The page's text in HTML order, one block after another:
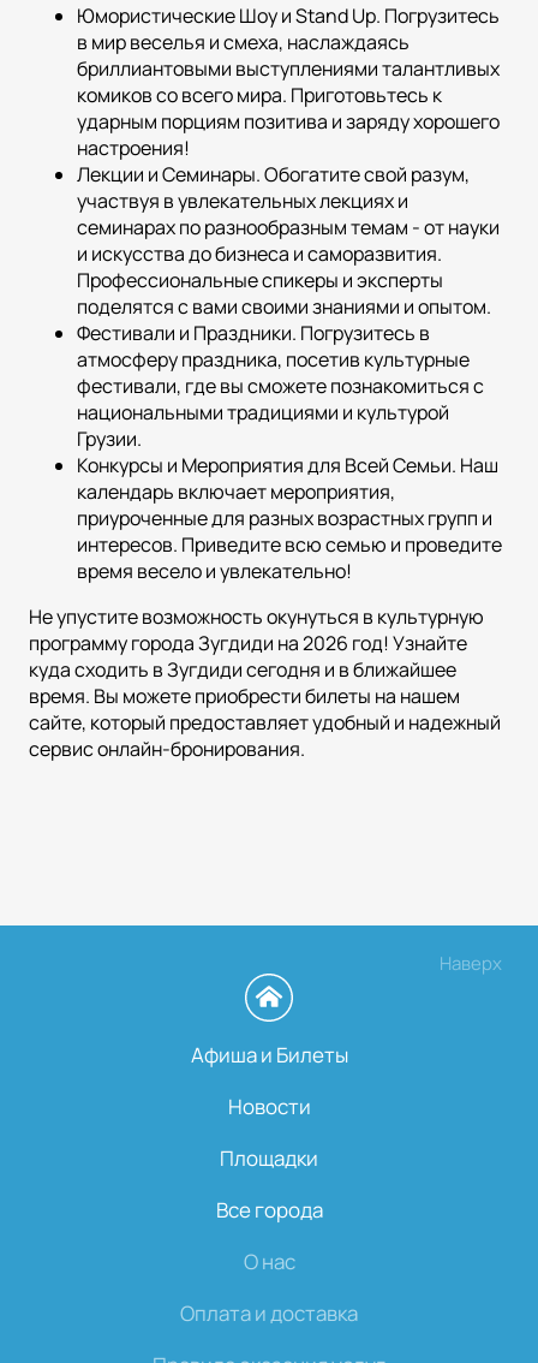
Юмористические Шоу и Stand Up. Погрузитесь
в мир веселья и смеха, наслаждаясь
бриллиантовыми выступлениями талантливых
комиков со всего мира. Приготовьтесь к
ударным порциям позитива и заряду хорошего
настроения!
Лекции и Семинары. Обогатите свой разум,
участвуя в увлекательных лекциях и
семинарах по разнообразным темам - от науки
и искусства до бизнеса и саморазвития.
Профессиональные спикеры и эксперты
поделятся с вами своими знаниями и опытом.
Фестивали и Праздники. Погрузитесь в
атмосферу праздника, посетив культурные
фестивали, где вы сможете познакомиться с
национальными традициями и культурой
Грузии.
Конкурсы и Мероприятия для Всей Семьи. Наш
календарь включает мероприятия,
приуроченные для разных возрастных групп и
интересов. Приведите всю семью и проведите
время весело и увлекательно!
Не упустите возможность окунуться в культурную
программу города Зугдиди на 2026 год! Узнайте
куда сходить в Зугдиди сегодня и в ближайшее
время. Вы можете приобрести билеты на нашем
сайте, который предоставляет удобный и надежный
сервис онлайн-бронирования.
Наверх
Афиша и Билеты
Новости
Площадки
Все города
О нас
Оплата и доставка